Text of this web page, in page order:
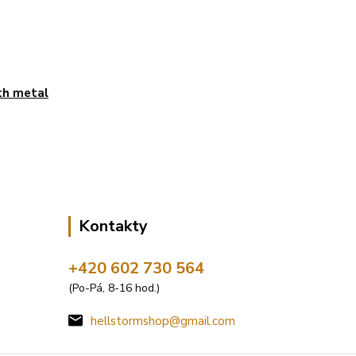
metal
Kontakty
+420 602 730 564
(Po-Pá, 8-16 hod.)
hellstormshop@gmail.com